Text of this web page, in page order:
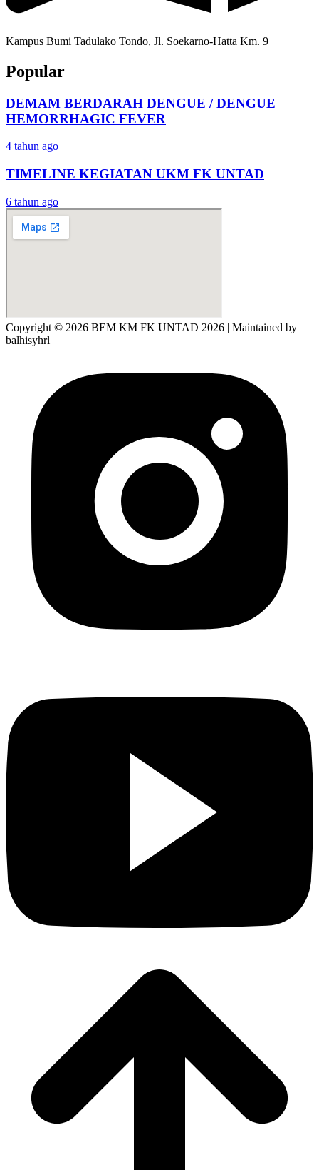
Kampus Bumi Tadulako Tondo, Jl. Soekarno-Hatta Km. 9
Popular
DEMAM BERDARAH DENGUE / DENGUE
HEMORRHAGIC FEVER
4 tahun ago
TIMELINE KEGIATAN UKM FK UNTAD
6 tahun ago
Copyright © 2026 BEM KM FK UNTAD 2026 | Maintained by
balhisyhrl